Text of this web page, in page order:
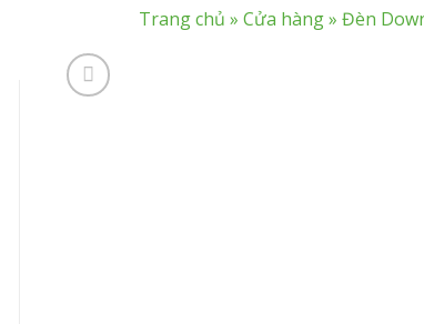
Trang chủ » Cửa hàng» Đèn